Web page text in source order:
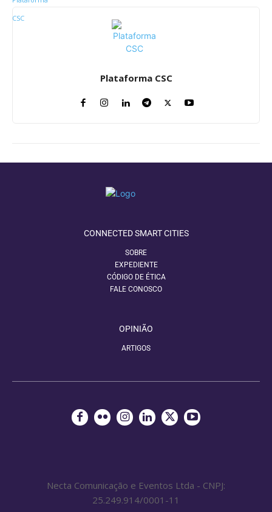
Plataforma CSC
CONNECTED SMART CITIES
SOBRE
EXPEDIENTE
CÓDIGO DE ÉTICA
FALE CONOSCO
OPINIÃO
ARTIGOS
Necta Comunicação e Eventos Ltda - CNPJ:
25.249.914/0001-11